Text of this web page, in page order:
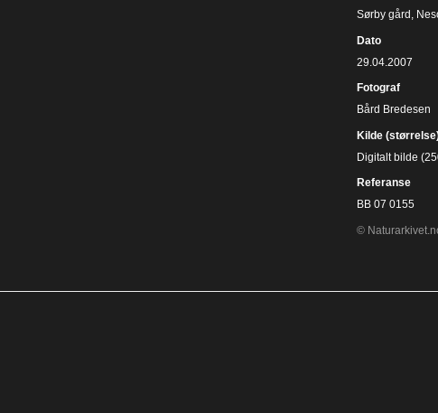
Sørby gård,
Dato
29.04.2007
Fotograf
Bård Bredesen
Kilde
Digitalt bilde
Referanse
BB 07 0155
©